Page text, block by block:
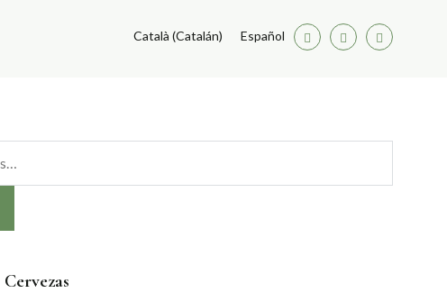
Català (Catalán) Español FacebookTwitter Youtube
Cervezas